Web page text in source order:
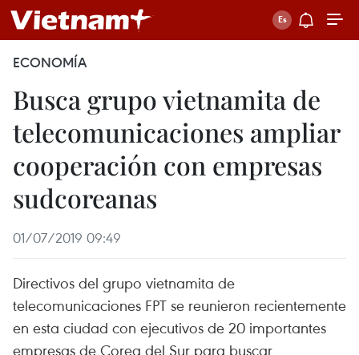
ECONOMÍA
Busca grupo vietnamita de
telecomunicaciones ampliar
cooperación con empresas
sudcoreanas
01/07/2019 09:49
Directivos del grupo vietnamita de
telecomunicaciones FPT se reunieron recientemente
en esta ciudad con ejecutivos de 20 importantes
empresas de Corea del Sur para buscar